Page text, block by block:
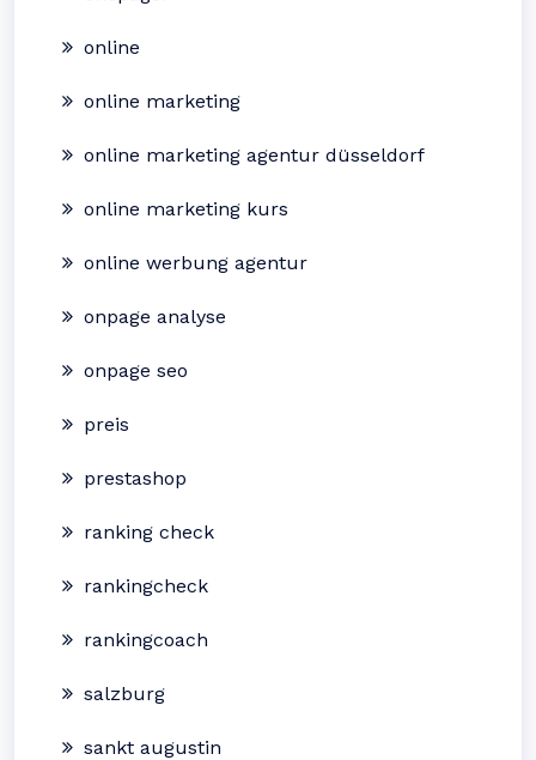
online
online marketing
online marketing agentur düsseldorf
online marketing kurs
online werbung agentur
onpage analyse
onpage seo
preis
prestashop
ranking check
rankingcheck
rankingcoach
salzburg
sankt augustin